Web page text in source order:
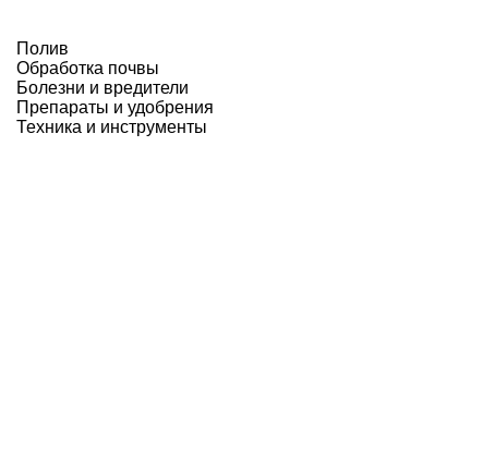
Полив
Обработка почвы
Болезни и вредители
Препараты и удобрения
Техника и инструменты